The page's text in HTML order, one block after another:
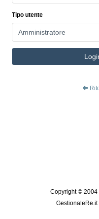
Tipo utente
Copyright © 2004